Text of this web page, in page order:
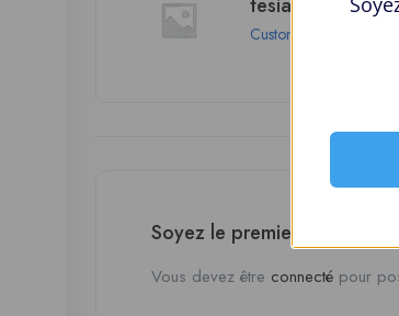
Customer
Soyez le premier à donner
Vous devez être connecté pour